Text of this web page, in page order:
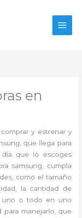
en
y estrenar y
que llega para
que lo escoges
samsung, cumpla
como el tamaño
la cantidad de
uno o todo en uno
manejarlo, que